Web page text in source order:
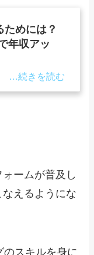
めには？
年収アッ
ームが普及し
えるようにな
スキルを身に